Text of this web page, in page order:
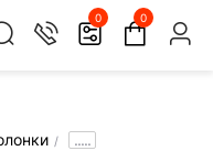
0 0
.....